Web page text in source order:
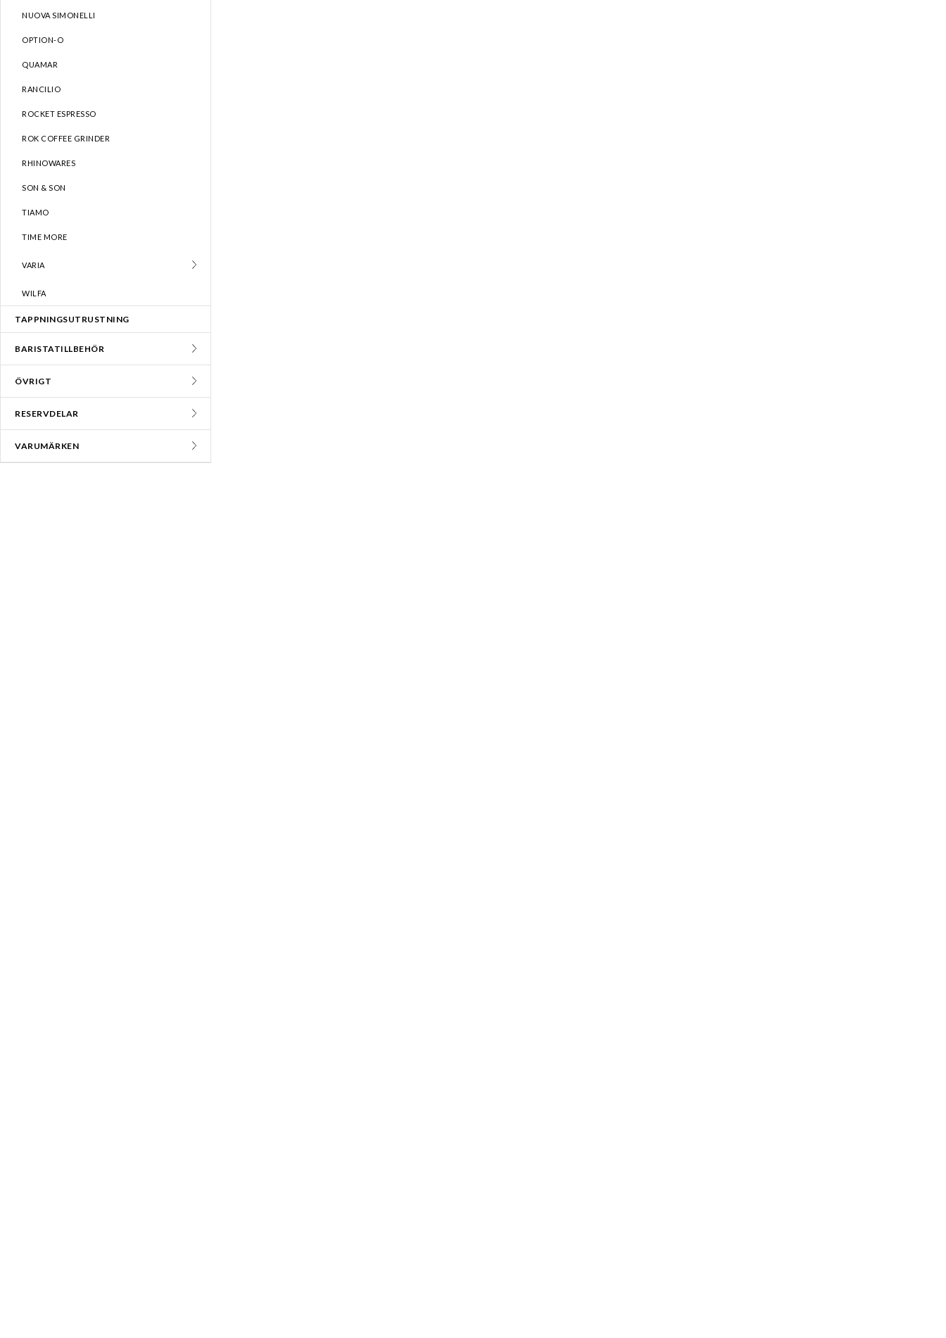
NUOVA SIMONELLI
OPTION-O
QUAMAR
RANCILIO
ROCKET ESPRESSO
ROK COFFEE GRINDER
RHINOWARES
SON & SON
TIAMO
TIME MORE
VARIA
WILFA
TAPPNINGSUTRUSTNING
BARISTATILLBEHÖR
ÖVRIGT
RESERVDELAR
VARUMÄRKEN